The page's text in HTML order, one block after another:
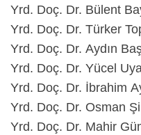
Yrd. Doç. Dr. Bülent
Yrd. Doç. Dr. Türker
Yrd. Doç. Dr. Aydın
Yrd. Doç. Dr. Yücel
Yrd. Doç. Dr. İbrahim
Yrd. Doç. Dr. Osman
Yrd. Doç. Dr. Mahir